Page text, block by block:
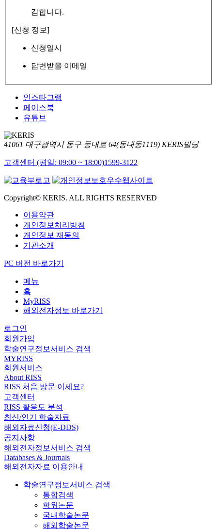
감합니다.
[신청 정보]
신청일시
답변받을 이메일
인스타그램
페이스북
유튜브
41061 대구광역시 동구 동내로 64(동내동1119) KERIS빌딩
고객센터 (평일: 09:00 ~ 18:00)1599-3122
Copyright© KERIS. ALL RIGHTS RESERVED
이용약관
개인정보처리방침
개인정보 재동의
기관소개
PC 버전 바로가기
메뉴
홈
MyRISS
해외전자정보 바로가기
로그인
회원가입
학술연구정보서비스 검색
MYRISS
회원서비스
About RISS
RISS 처음 방문 이세요?
고객센터
RISS 활용도 분석
최신/인기 학술자료
해외자료신청(E-DDS)
공지사항
해외전자정보서비스 검색
Databases & Journals
해외전자자료 이용안내
학술연구정보서비스 검색
통합검색
학위논문
국내학술논문
해외학술논문